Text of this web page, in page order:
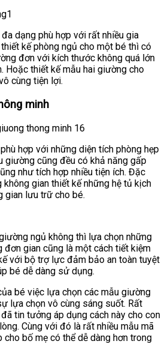
dạng phù hợp với rất nhiều gia
kế phòng ngủ cho một bé thì có
đơn với kích thước không quá lớn
Hoặc thiết kế mẫu hai giường cho
cùng tiện lợi.
minh
hợp với những diện tích phòng hẹp
giường cũng đều có khả năng gấp
như tích hợp nhiều tiện ích. Đặc
gian thiết kế những hệ tủ kịch
gian lưu trữ cho bé.
ngủ không thì lựa chọn những
đơn gian cũng là một cách tiết kiệm
với bộ trợ lực đảm bảo an toàn tuyệt
bé dễ dàng sử dụng.
bé việc lựa chọn các mẫu giường
lựa chọn vô cùng sáng suốt. Rất
tin tưởng áp dụng cách này cho con
Cùng với đó là rất nhiều mẫu mã
cho bố mẹ có thể dễ dàng hơn trong